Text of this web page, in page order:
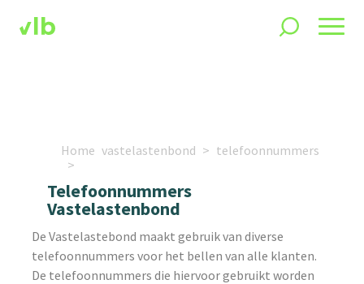
Home vastelastenbond telefoonnummers
Telefoonnummers
Vastelastenbond
De Vastelastebond maakt gebruik van diverse
telefoonnummers voor het bellen van alle klanten.
De telefoonnummers die hiervoor gebruikt worden